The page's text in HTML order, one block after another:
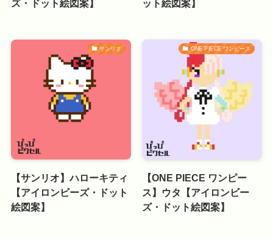
ズ・ドット絵図案】
ット絵図案】
サンリオ
【サンリオ】ハローキティ
【アイロンビーズ・ドット
絵図案】
ONE PIECE ワンピース
【ONE PIECE ワンピー
ス】ウタ【アイロンビー
ズ・ドット絵図案】